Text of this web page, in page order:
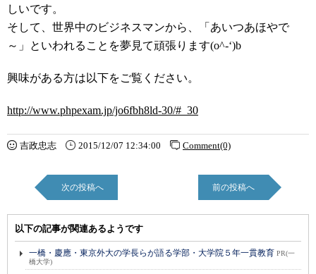
しいです。
そして、世界中のビジネスマンから、「あいつあほやで
～」といわれることを夢見て頑張ります(o^-‘)b
興味がある方は以下をご覧ください。
http://www.phpexam.jp/jo6fbh8ld-30/#_30
吉政忠志 2015/12/07 12:34:00 Comment(0)
次の投稿へ 前の投稿へ
以下の記事が関連あるようです
一橋・慶應・東京外大の学長らが語る学部・大学院５年一貫教育 PR(一
橋大学)